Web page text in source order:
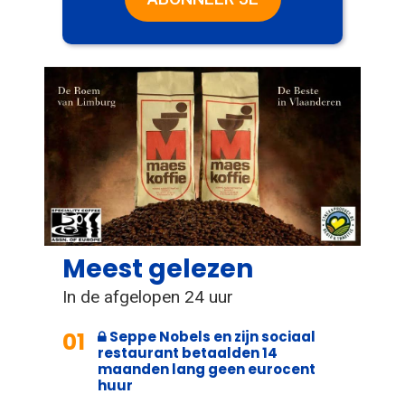
Meest gelezen
In de afgelopen 24 uur
01
Seppe Nobels en zijn sociaal
restaurant betaalden 14
maanden lang geen eurocent
huur